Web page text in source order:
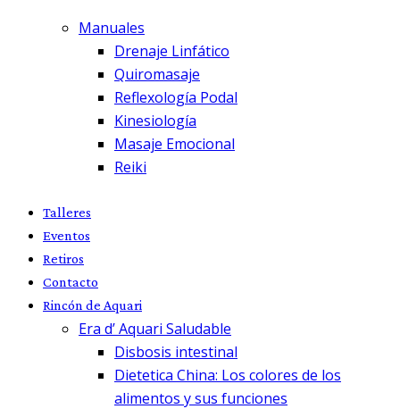
Manuales
Drenaje Linfático
Quiromasaje
Reflexología Podal
Kinesiología
Masaje Emocional
Reiki
Talleres
Eventos
Retiros
Contacto
Rincón de Aquari
Era d’ Aquari Saludable
Disbosis intestinal
Dietetica China: Los colores de los
alimentos y sus funciones